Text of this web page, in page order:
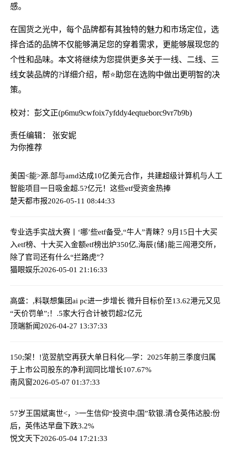
感。
在国货之光中，每个品牌都有其独特的魅力和市场定位，选
择合适的品牌不仅能够满足您的穿着需求，更能够展现您的
个性和品味。本文将继续为您提供更多关于一线、二线、三
线女装品牌的?详细介绍，帮⭐助您在选购中做出更明智的决
策。
校对：彭文正(p6mu9cwfoix7yfddy4eqtueborc9vr7b9b)
责任编辑： 张安妮
为你推荐
美国<能>源.部与amd达成10亿美元合作，共建超级计算机与人工
智能项目一日吸金超.5?亿元！这些etf受资金热捧
楚天都市报2026-05-11 08:44:33
专业选手实战大赛丨‘哪’些etf备受,“牛人”青睐？9月15日十大买
入etf榜、十大买入金额etf榜出炉350亿,海辰{储}能三闯港交所，
除了官司还有什么“拦路虎”？
猫眼娱乐2026-05-01 21:16:33
高盛：,料联想集团ai pc进一步增长 微升目标价至13.62港元又见
“天价罚单”;！.5家大行合计被罚超2亿元
顶端新闻2026-04-27 13:37:33
150;架！!览翌航空再获大单日科化—学：2025年前三季度归属
于上市公司股东的净利润同比增长107.67%
南风窗2026-05-07 01:37:33
57岁王国斌离世<，>一生信仰“投资中;国”软银.清仓英伟达股:份
后，英伟达早盘下跌3.2%
悦文天下2026-05-04 17:21:33